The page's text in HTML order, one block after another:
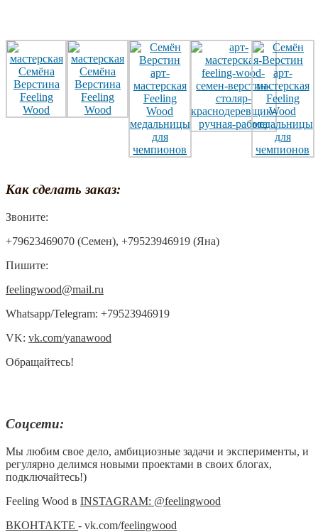
Как сделать заказ:
Звоните:
+79623469070 (Семен), +79523946919 (Яна)
Пишите:
feelingwood@mail.ru
Whatsapp/Telegram: +79523946919
VK: vk.com/yanawood
Обращайтесь!
Соцсети:
Мы любим свое дело, амбициозные задачи и эксперименты, и
регулярно делимся новыми проектами в своих блогах,
подключайтесь!)
Feeling Wood в INSTAGRAM: @feelingwood
ВКОНТАКТЕ - vk.com/feelingwood